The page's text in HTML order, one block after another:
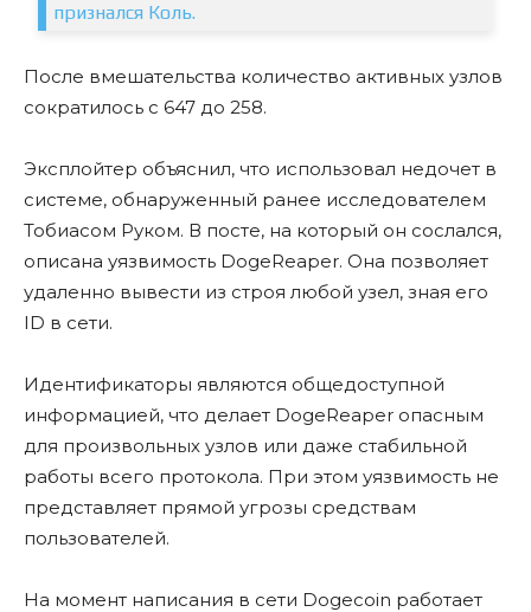
признался Коль.
После вмешательства количество активных узлов
сократилось с 647 до 258.
Эксплойтер объяснил, что использовал недочет в
системе, обнаруженный ранее исследователем
Тобиасом Руком. В посте, на который он сослался,
описана уязвимость DogeReaper. Она позволяет
удаленно вывести из строя любой узел, зная его
ID в сети.
Идентификаторы являются общедоступной
информацией, что делает DogeReaper опасным
для произвольных узлов или даже стабильной
работы всего протокола. При этом уязвимость не
представляет прямой угрозы средствам
пользователей.
На момент написания в сети Dogecoin работает